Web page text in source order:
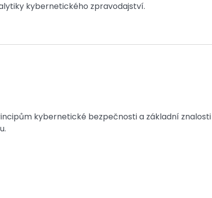
kybernetického zpravodajství.
kybernetické bezpečnosti a základní znalosti